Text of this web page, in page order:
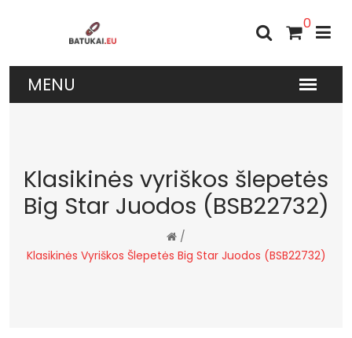
0
Klasikinės vyriškos šlepetės
Big Star Juodos (BSB22732)
/
Klasikinės Vyriškos Šlepetės Big Star Juodos (BSB22732)